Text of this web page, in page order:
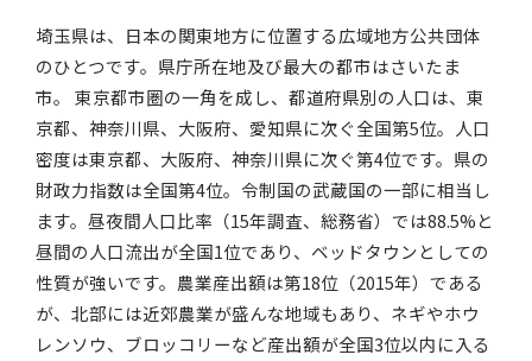
埼玉県は、日本の関東地方に位置する広域地方公共団体
のひとつです。県庁所在地及び最大の都市はさいたま
市。 東京都市圏の一角を成し、都道府県別の人口は、東
京都、神奈川県、大阪府、愛知県に次ぐ全国第5位。人口
密度は東京都、大阪府、神奈川県に次ぐ第4位です。県の
財政力指数は全国第4位。令制国の武蔵国の一部に相当し
ます。昼夜間人口比率（15年調査、総務省）では88.5%と
昼間の人口流出が全国1位であり、ベッドタウンとしての
性質が強いです。農業産出額は第18位（2015年）である
が、北部には近郊農業が盛んな地域もあり、ネギやホウ
レンソウ、ブロッコリーなど産出額が全国3位以内に入る